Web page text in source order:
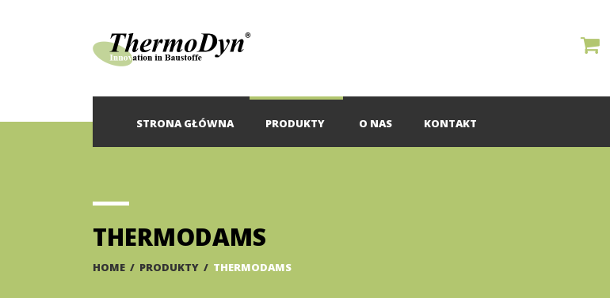
STRONA GŁÓWNA PRODUKTY O NAS KONTAKT
THERMODAMS
HOME / PRODUKTY / THERMODAMS